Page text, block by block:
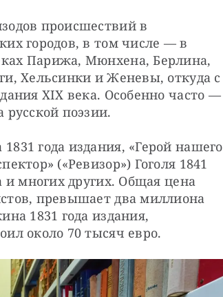
происшествий в
городов, в том числе — в
Парижа, Мюнхена, Берлина,
Хельсинки и Женевы, откуда с
XIX века. Особенно часто —
русской поэзии.
года издания, «Герой нашего
(«Ревизор») Гоголя 1841
и многих других. Общая цена
превышает два миллиона
1831 года издания,
около 70 тысяч евро.